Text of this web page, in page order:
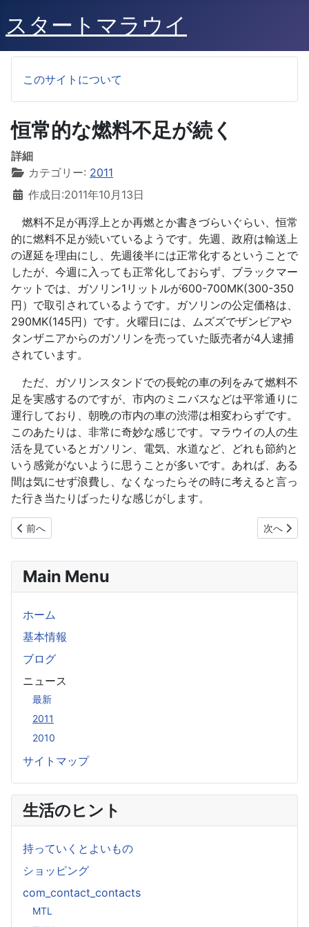
スタートマラウイ
このサイトについて
Main Menu
ホーム
基本情報
ブログ
ニュース
最新
2011
2010
サイトマップ
生活のヒント
持っていくとよいもの
ショッピング
com_contact_contacts
MTL
恒常的な燃料不足が続く
詳細
カテゴリー: 2011
作成日:2011年10月13日
燃料不足が再浮上とか再燃とか書きづらいぐらい、恒常
的に燃料不足が続いているようです。先週、政府は輸送上
の遅延を理由にし、先週後半には正常化するということで
したが、今週に入っても正常化しておらず、ブラックマー
ケットでは、ガソリン1リットルが600-700MK(300-350
円）で取引されているようです。ガソリンの公定価格は、
290MK(145円）です。火曜日には、ムズズでザンビアや
タンザニアからのガソリンを売っていた販売者が4人逮捕
されています。
ただ、ガソリンスタンドでの長蛇の車の列をみて燃料不
足を実感するのですが、市内のミニバスなどは平常通りに
運行しており、朝晩の市内の車の渋滞は相変わらずです。
このあたりは、非常に奇妙な感じです。マラウイの人の生
活を見ているとガソリン、電気、水道など、どれも節約と
いう感覚がないように思うことが多いです。あれば、ある
間は気にせず浪費し、なくなったらその時に考えると言っ
た行き当たりばったりな感じがします。
前の記事へ: ケニアで再び誘拐事件が発生
前へ 次の記事
次へ